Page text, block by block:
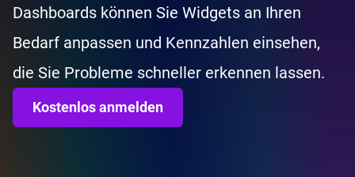
Dashboards können Sie Widgets an Ihren
Bedarf anpassen und Kennzahlen einsehen,
die Sie Probleme schneller erkennen lassen.
Kostenlos anmelden